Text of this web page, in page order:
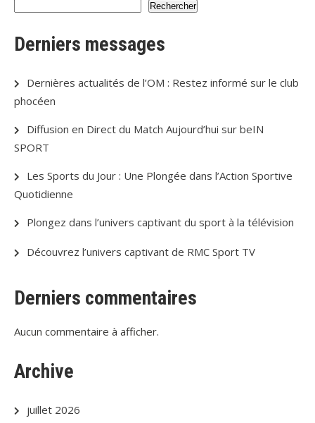
Rechercher
Derniers messages
Dernières actualités de l’OM : Restez informé sur le club
phocéen
Diffusion en Direct du Match Aujourd’hui sur beIN
SPORT
Les Sports du Jour : Une Plongée dans l’Action Sportive
Quotidienne
Plongez dans l’univers captivant du sport à la télévision
Découvrez l’univers captivant de RMC Sport TV
Derniers commentaires
Aucun commentaire à afficher.
Archive
juillet 2026